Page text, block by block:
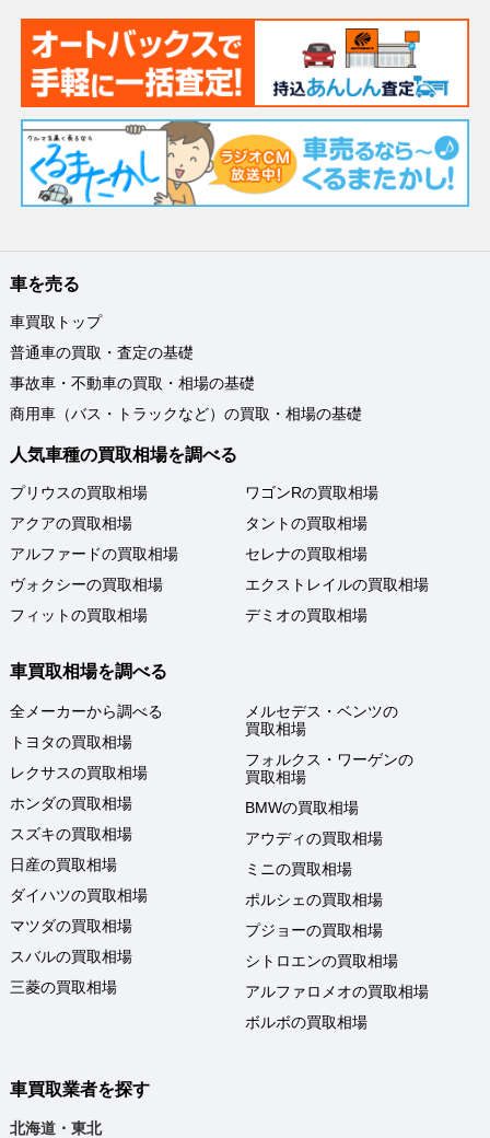
車を売る
車買取トップ
普通車の買取・査定の基礎
事故車・不動車の買取・相場の基礎
商用車（バス・トラックなど）の買取・相場の基礎
人気車種の買取相場を調べる
プリウスの買取相場
アクアの買取相場
アルファードの買取相場
ヴォクシーの買取相場
フィットの買取相場
ワゴンRの買取相場
タントの買取相場
セレナの買取相場
エクストレイルの買取相場
デミオの買取相場
車買取相場を調べる
全メーカーから調べる
トヨタの買取相場
レクサスの買取相場
ホンダの買取相場
スズキの買取相場
日産の買取相場
ダイハツの買取相場
マツダの買取相場
スバルの買取相場
三菱の買取相場
メルセデス・ベンツの
買取相場
フォルクス・ワーゲンの
買取相場
BMWの買取相場
アウディの買取相場
ミニの買取相場
ポルシェの買取相場
プジョーの買取相場
シトロエンの買取相場
アルファロメオの買取相場
ボルボの買取相場
車買取業者を探す
北海道・東北